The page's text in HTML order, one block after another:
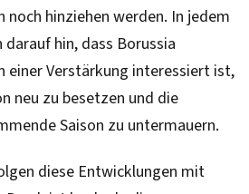
noch hinziehen werden. In jedem
darauf hin, dass Borussia
einer Verstärkung interessiert ist,
neu zu besetzen und die
Saison zu untermauern.
diese Entwicklungen mit